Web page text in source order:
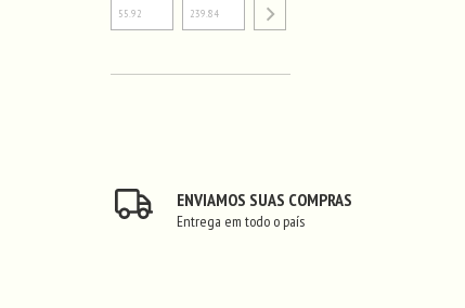
ENVIAMOS SUAS COMPRAS
Entrega em todo o país